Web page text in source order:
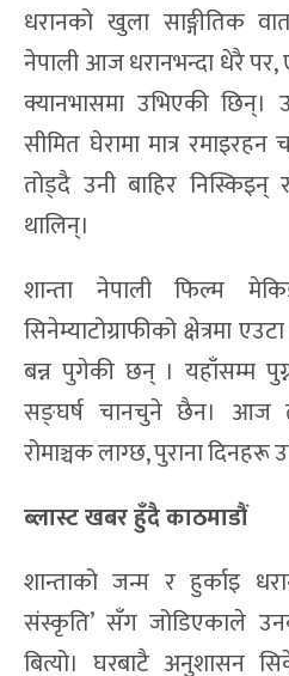
धरानको खुला साङ्गीतिक
नेपाली आज धरानभन्दा धेरै पर,
क्यानभासमा उभिएकी छिन्।
सीमित घेरामा मात्र रमाइरहन
तोड्दै उनी बाहिर
थालिन्।
शान्ता नेपाली फिल्म
सिनेम्याटोग्राफीको क्षेत्रमा
बन्न पुगेकी छन् । यहाँसम्म
सङ्घर्ष चानचुने छैन। आज
रोमाञ्चक लाग्छ, पुराना दिनहरू
ब्लास्ट खबर हुँदै काठमाडौं
शान्ताको जन्म र हुर्काइ
संस्कृति’ सँग जोडिएकाले
बित्यो। घरबाटै अनुशासन